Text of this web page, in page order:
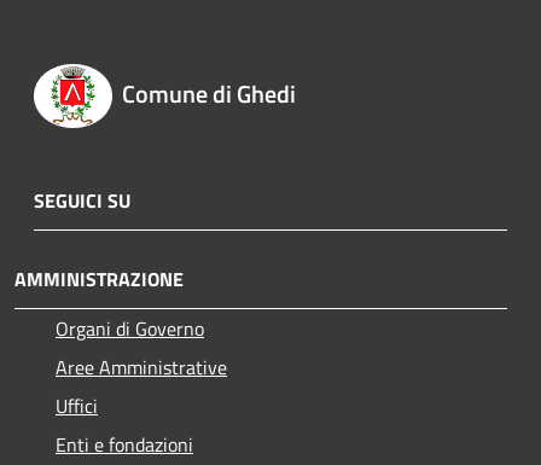
Comune di Ghedi
SEGUICI SU
AMMINISTRAZIONE
Organi di Governo
Aree Amministrative
Uffici
Enti e fondazioni